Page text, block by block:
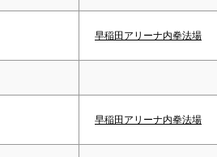
早稲田アリーナ内拳法場
早稲田アリーナ内拳法場